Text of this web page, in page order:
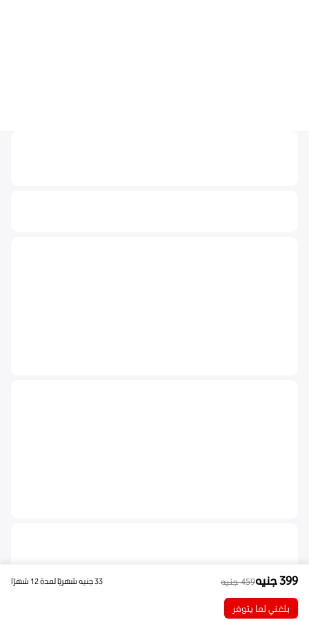
399جنيه459جنيه 33جنيه شهريًا لمدة 12 شهرًا
بلغني لما يتوفر